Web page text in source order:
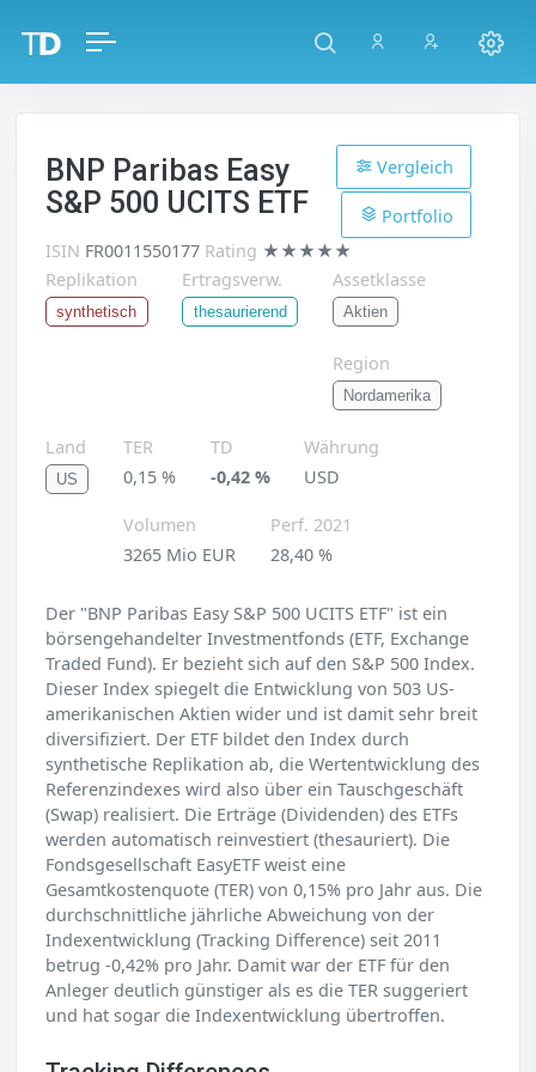
BNP Paribas Easy
S&P 500 UCITS ETF
Vergleich
Portfolio
ISIN FR0011550177 Rating ★★★★★
Replikation
synthetisch
Ertragsverw.
thesaurierend
Assetklasse
Aktien
Region
Nordamerika
Land
US
TER
0,15 %
TD
-0,42 %
Währung
USD
Volumen
3265 Mio EUR
Perf. 2021
28,40 %
Der "BNP Paribas Easy S&P 500 UCITS ETF" ist ein
börsengehandelter Investmentfonds (ETF, Exchange
Traded Fund). Er bezieht sich auf den S&P 500 Index.
Dieser Index spiegelt die Entwicklung von 503 US-
amerikanischen Aktien wider und ist damit sehr breit
diversifiziert. Der ETF bildet den Index durch
synthetische Replikation ab, die Wertentwicklung des
Referenzindexes wird also über ein Tauschgeschäft
(Swap) realisiert. Die Erträge (Dividenden) des ETFs
werden automatisch reinvestiert (thesauriert). Die
Fondsgesellschaft EasyETF weist eine
Gesamtkostenquote (TER) von 0,15% pro Jahr aus. Die
durchschnittliche jährliche Abweichung von der
Indexentwicklung (Tracking Difference) seit 2011
betrug -0,42% pro Jahr. Damit war der ETF für den
Anleger deutlich günstiger als es die TER suggeriert
und hat sogar die Indexentwicklung übertroffen.